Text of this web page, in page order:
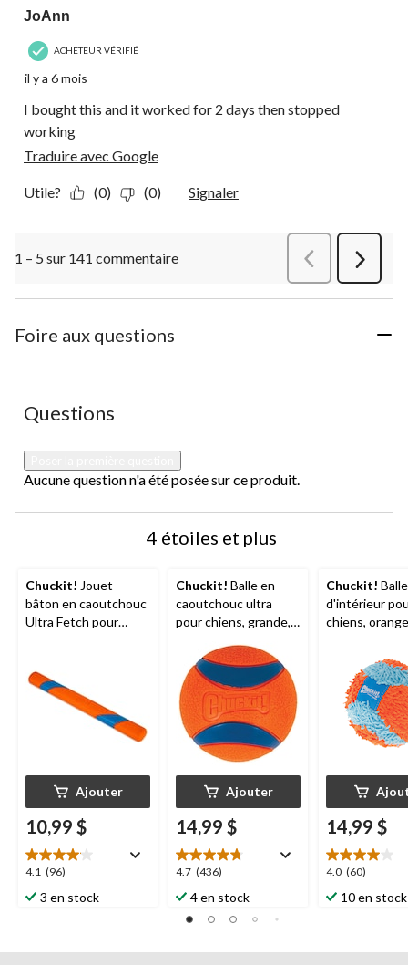
JoAnn
ACHETEUR VÉRIFIÉ
il y a 6 mois
I bought this and it worked for 2 days then stopped
working
Traduire avec Google
Utile? (0) (0) Signaler
1 – 5 sur 141 commentaire
Suivant
Foire aux questions
Aucune question n'a été posée sur ce produit.
Questions
Aucune question n'a été posée sur ce produit.
4 étoiles et plus
Chuckit! Jouet-
bâton en caoutchouc
Ultra Fetch pour
Ajouter
10,99 $
4.1 (96)
4.1
étoile(s)
sur
3 en stock
Chuckit! Balle en
caoutchouc ultra
pour chiens, grande,
Ajouter
14,99 $
4.7 (436)
4.7
étoile(s)
sur
5.
4 en stock
Chuckit! Balle
d'intérieur
chiens, orange
14,99 $
4.0 (60)
4.0
étoile(s)
sur
10 en stock